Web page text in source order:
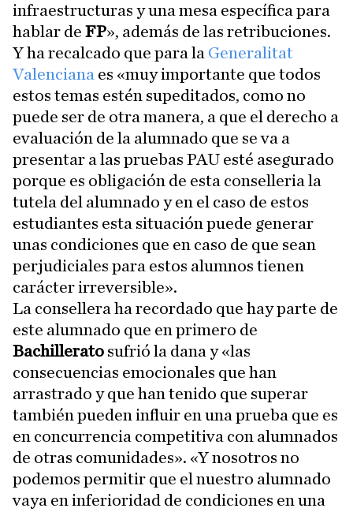
infraestructuras y una mesa específica para
hablar de FP», además de las retribuciones.
Y ha recalcado que para la Generalitat
Valenciana es «muy importante que todos
estos temas estén supeditados, como no
puede ser de otra manera, a que el derecho a
evaluación de la alumnado que se va a
presentar a las pruebas PAU esté asegurado
porque es obligación de esta conselleria la
tutela del alumnado y en el caso de estos
estudiantes esta situación puede generar
unas condiciones que en caso de que sean
perjudiciales para estos alumnos tienen
carácter irreversible».
La consellera ha recordado que hay parte de
este alumnado que en primero de
Bachillerato sufrió la dana y «las
consecuencias emocionales que han
arrastrado y que han tenido que superar
también pueden influir en una prueba que es
en concurrencia competitiva con alumnados
de otras comunidades». «Y nosotros no
podemos permitir que el nuestro alumnado
vaya en inferioridad de condiciones en una